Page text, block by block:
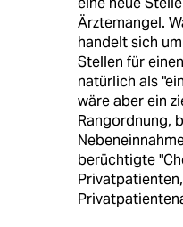
Ärztemangel.
handelt sich
Stellen für
natürlich als
wäre aber ein
Rangordnung,
berüchtigte